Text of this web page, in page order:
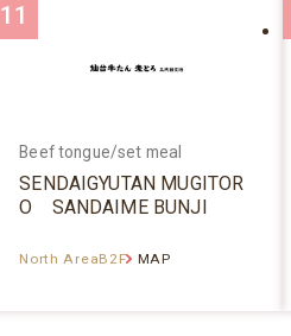
11
Beef tongue/set meal
SENDAIGYUTAN MUGITOR
O SANDAIME BUNJI
North AreaB2F MAP